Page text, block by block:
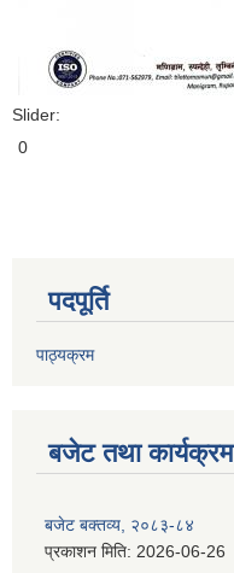
Slider:
0
पदपूर्ति
पाठ्यक्रम
बजेट तथा कार्यक्रम
बजेट बक्तव्य, २०८३-८४
प्रकाशन मिति: 2026-06-26